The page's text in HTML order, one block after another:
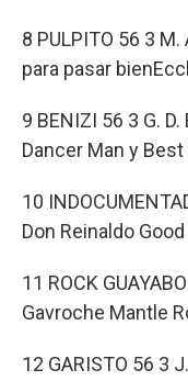
8 PULPITO 56 3
para pasar
9 BENIZI 56 3 G.
Dancer Man y Best
10
Don Reinaldo
11 ROCK
Gavroche Mantle
12 GARISTO 56 3